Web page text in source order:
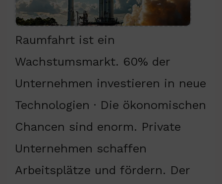
Raumfahrt ist ein
Wachstumsmarkt. 60% der
Unternehmen investieren in neue
Technologien · Die ökonomischen
Chancen sind enorm. Private
Unternehmen schaffen
Arbeitsplätze und fördern. Der